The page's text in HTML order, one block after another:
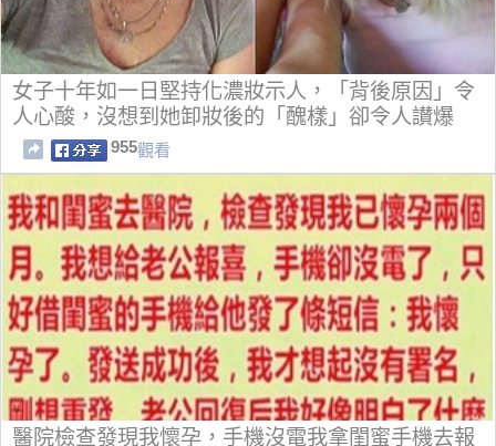
女子十年如一日堅持化濃妝示人，「背後原因」令
人心酸，沒想到她卸妝後的「醜樣」卻令人讃爆
了！！
955觀看
醫院檢查發現我懷孕，手機沒電我拿閨蜜手機去報